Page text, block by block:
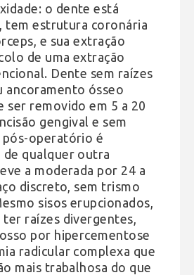
o dente está
tem estrutura coronária
e sua extração
de uma extração
Dente sem raízes
ancoramento ósseo
ser removido em 5 a 20
gengival e sem
operatório é
de qualquer outra
a moderada por 24 a
discreto, sem trismo
sisos erupcionados,
raízes divergentes,
por hipercementose
radicular complexa que
mais trabalhosa do que